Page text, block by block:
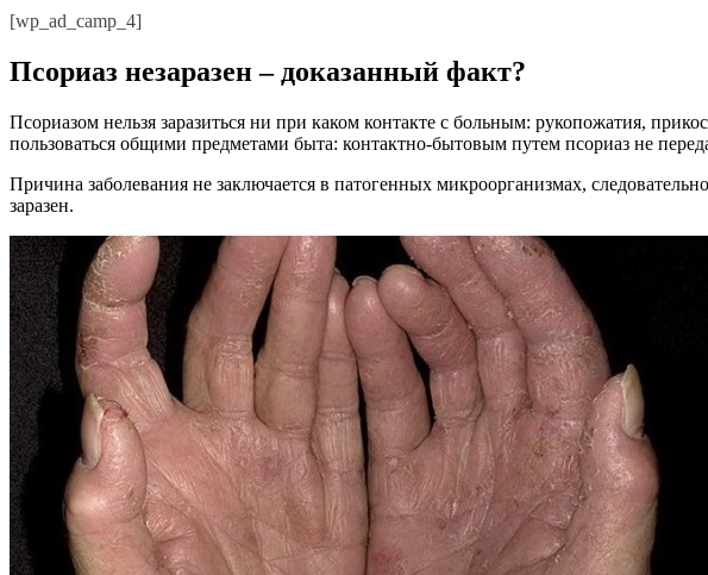
[wp_ad_camp_4]
Псориаз незаразен – доказанный факт?
Псориазом нельзя заразиться ни при каком контакте с больным: рукопожатия,
пользоваться общими предметами быта: контактно-бытовым путем псориаз не
Причина заболевания не заключается в патогенных микроорганизмах,
заразен.